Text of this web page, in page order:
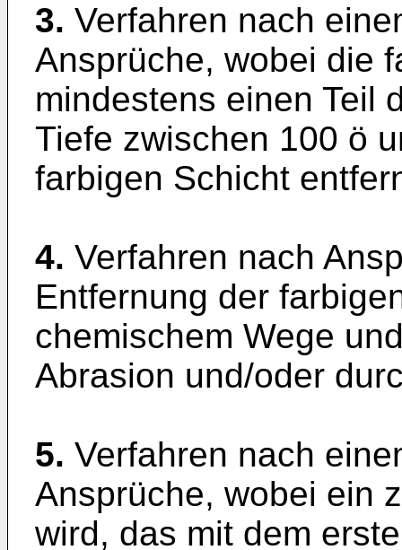
3. Verfahren nach
Ansprüche, wobei die
mindestens einen Teil
Tiefe zwischen 100 ö
farbigen Schicht
4. Verfahren nach
Entfernung der
chemischem Wege
Abrasion und/oder
5. Verfahren nach
Ansprüche, wobei ein
wird, das mit dem